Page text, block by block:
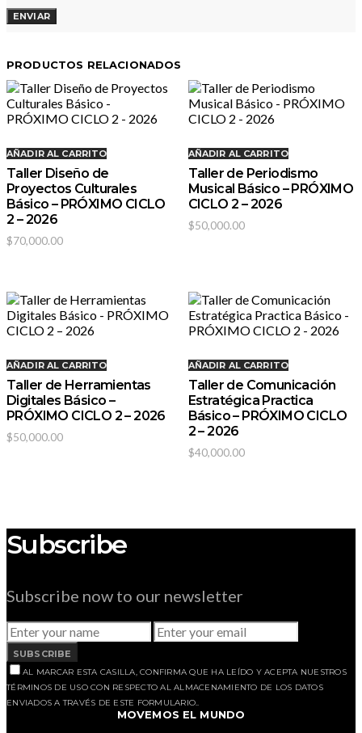
PRODUCTOS RELACIONADOS
AÑADIR AL CARRITO
Taller Diseño de
Proyectos Culturales
Básico – PRÓXIMO CICLO
2 – 2026
$70,000.00
AÑADIR AL CARRITO
Taller de Periodismo
Musical Básico – PRÓXIMO
CICLO 2 – 2026
$50,000.00
AÑADIR AL CARRITO
Taller de Herramientas
Digitales Básico –
PRÓXIMO CICLO 2 – 2026
$50,000.00
AÑADIR AL CARRITO
Taller de Comunicación
Estratégica Practica
Básico – PRÓXIMO CICLO
2 – 2026
$40,000.00
Subscribe
Subscribe now to our newsletter
SUBSCRIBE
AL MARCAR ESTA CASILLA, CONFIRMA QUE HA LEÍDO Y ACEPTA NUESTROS
TÉRMINOS DE USO CON RESPECTO AL ALMACENAMIENTO DE LOS DATOS
ENVIADOS A TRAVÉS DE ESTE FORMULARIO..
MOVEMOS EL MUNDO